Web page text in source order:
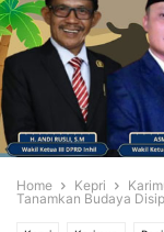
Home Kepri
Tanamkan Budaya